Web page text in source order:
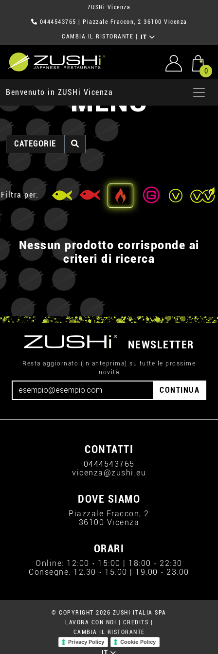
ZUSHi Vicenza
0444543765 | Piazzale Fraccon, 2 36100 Vicenza
CAMBIA IL RISTORANTE IT
0
Benvenuto in ZUSHi Vicenza
MENU
CATEGORIE
Filtra per:
Nessun prodotto corrisponde ai
criteri di ricerca
NEWSLETTER
Resta aggiornato (in anteprima) su tutte le prossime
novità
CONTINUA
CONTATTI
0444543765
vicenza@zushi.eu
DOVE SIAMO
Piazzale Fraccon, 2
36100 Vicenza
ORARI
Online: 12:00 › 15:00 | 18:00 › 22:30
Consegne: 12:30 › 15:00 | 19:00 › 23:00
© COPYRIGHT 2026 ZUSHI ITALIA SPA
LAVORA CON NOI
CREDITS
CAMBIA IL RISTORANTE
Privacy Policy
Cookie Policy